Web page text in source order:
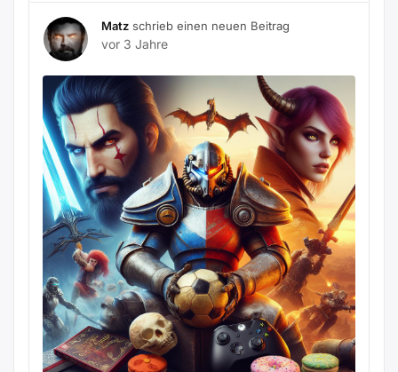
Matz schrieb einen neuen Beitrag
vor 3 Jahre